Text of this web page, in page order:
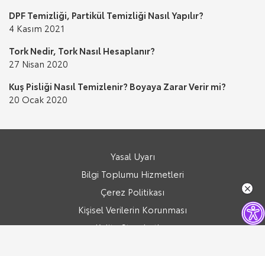
DPF Temizliği, Partikül Temizliği Nasıl Yapılır?
4 Kasım 2021
Tork Nedir, Tork Nasıl Hesaplanır?
27 Nisan 2020
Kuş Pisliği Nasıl Temizlenir? Boyaya Zarar Verir mi?
20 Ocak 2020
Yasal Uyarı
Bilgi Toplumu Hizmetleri
Çerez Politikası
Kişisel Verilerin Korunması
Kalite Standartları